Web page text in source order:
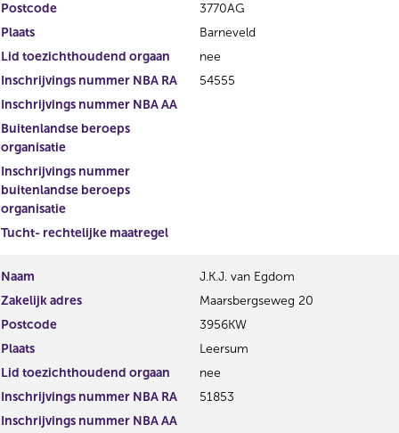
Postcode
3770AG
Plaats
Barneveld
Lid toezichthoudend orgaan
nee
Inschrijvings nummer NBA RA
54555
Inschrijvings nummer NBA AA
Buitenlandse beroeps
organisatie
Inschrijvings nummer
buitenlandse beroeps
organisatie
Tucht- rechtelijke maatregel
Naam
J.K.J. van Egdom
Zakelijk adres
Maarsbergseweg 20
Postcode
3956KW
Plaats
Leersum
Lid toezichthoudend orgaan
nee
Inschrijvings nummer NBA RA
51853
Inschrijvings nummer NBA AA